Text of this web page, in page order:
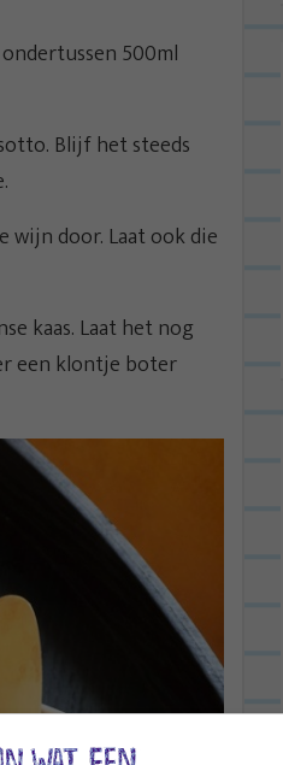
500ml
Blijf het steeds
wijn door. Laat ook die
kaas. Laat het nog
een klontje boter